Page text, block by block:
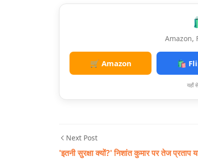
Amazon,
🛒 Amazon 🛍️
यहाँ
Next Post
'इतनी सुरक्षा क्यों?' निशांत कुमार पर तेज प्रताप